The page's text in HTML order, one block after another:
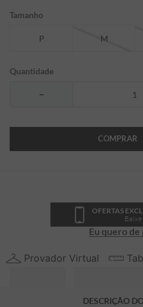
Tamanho
P M
Quantidade
－
COMPRAR
OFERTAS
Baixe
Eu quero
Provador Virtual
DESCRIÇÃO